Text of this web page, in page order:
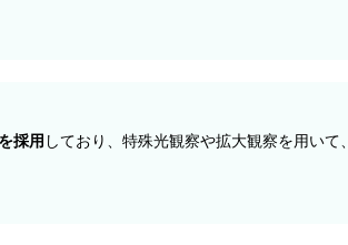
採用 しており、特殊光観察や拡大観察を用いて、